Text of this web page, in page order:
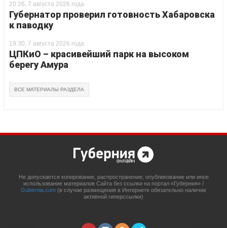
20:26, 7 августа 2026 года
Губернатор проверил готовность Хабаровска
к паводку
19:30, 7 августа 2026 года
ЦПКиО – красивейший парк на высоком
берегу Амура
ВСЕ МАТЕРИАЛЫ РАЗДЕЛА
Не допускается копирование, распространение, опубликование или иное
использование материалов Сайта без ссылки на портал «Губерния» /
Gubernia.com (в случае размещения в Интернете обязательно наличие
активной гиперссылки)